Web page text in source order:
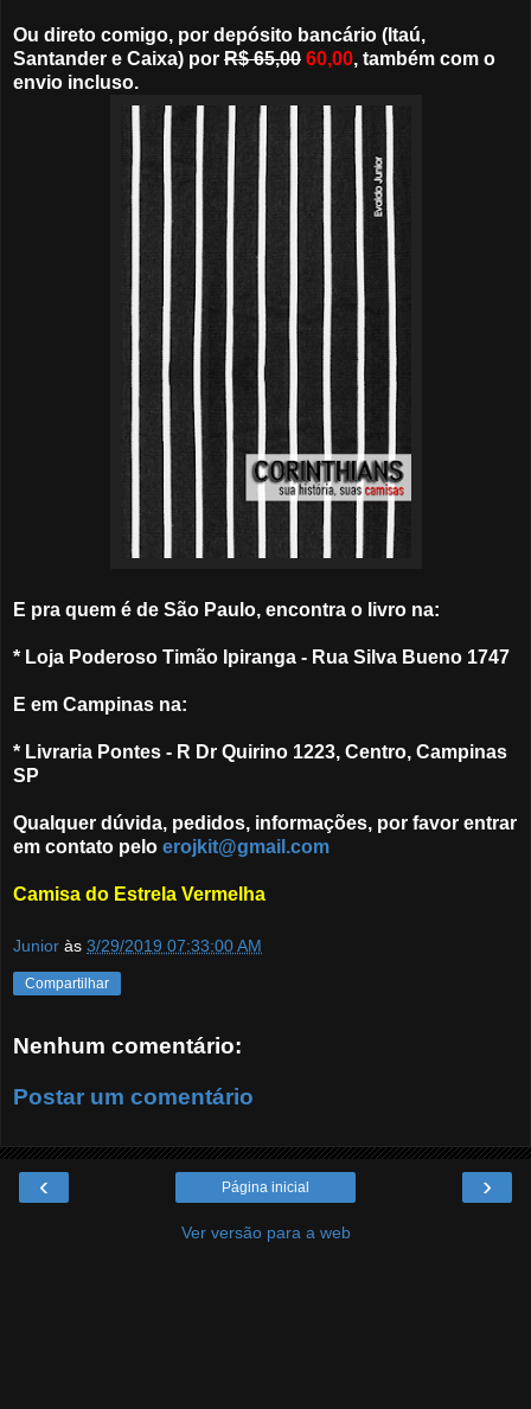
Ou direto comigo, por depósito bancário (Itaú,
Santander e Caixa) por R$ 65,00 60,00, também com o
envio incluso.
E pra quem é de São Paulo, encontra o livro na:
* Loja Poderoso Timão Ipiranga - Rua Silva Bueno 1747
E em Campinas na:
* Livraria Pontes - R Dr Quirino 1223, Centro, Campinas
SP
Qualquer dúvida, pedidos, informações, por favor entrar
em contato pelo erojkit@gmail.com
Camisa do Estrela Vermelha
Junior às 3/29/2019 07:33:00 AM
Compartilhar
Nenhum comentário:
Postar um comentário
‹ ›
Página inicial
Ver versão para a web